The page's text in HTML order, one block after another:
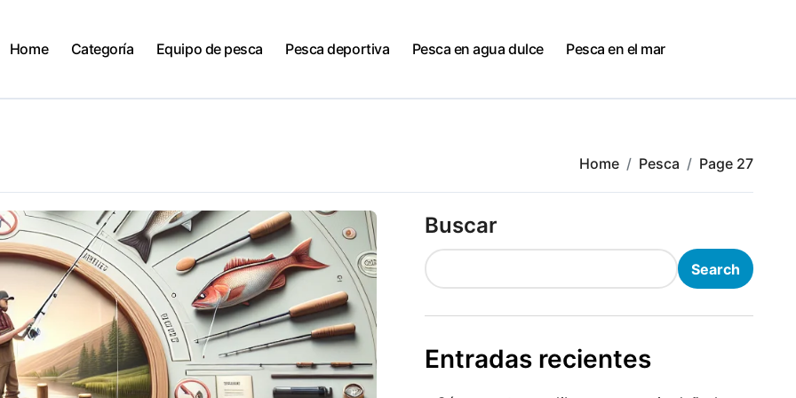
Home Categoría Equipo de pesca Pesca deportiva Pesca en agua dulce Pesca en el mar
Home Pesca Page 27
Buscar
Search
Entradas recientes